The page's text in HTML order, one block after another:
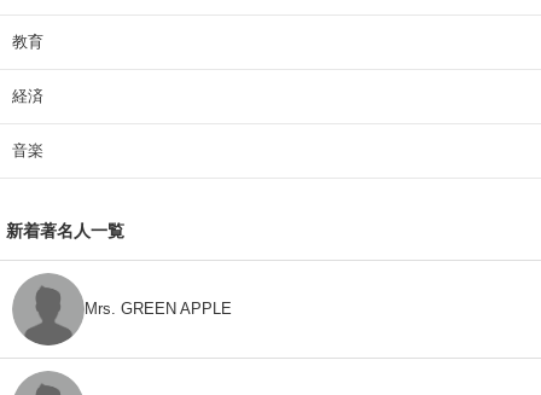
教育
経済
音楽
新着著名人一覧
Mrs. GREEN APPLE